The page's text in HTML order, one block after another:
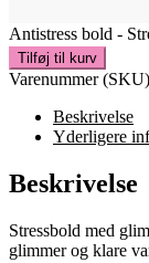
Antistress bold -
Tilføj til kurv
Varenummer
Beskrivelse
Yderligere
Beskrivelse
Stressbold med
glimmer og klare